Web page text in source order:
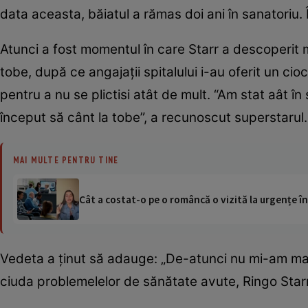
data aceasta, băiatul a rămas doi ani în
Atunci a fost momentul în care Starr a
tobe, după ce angajaţii spitalului i-au oferit un
pentru a nu se plictisi atât de mult. “Am stat aât
început să cânt la tobe”, a recunoscut superstarul.
MAI MULTE PENTRU TINE
Cât a costat-o pe o româncă o vizită la urgențe
Vedeta a ţinut să adauge: „De-atunci nu mi-am
ciuda problemelelor de sănătate avute, Ringo